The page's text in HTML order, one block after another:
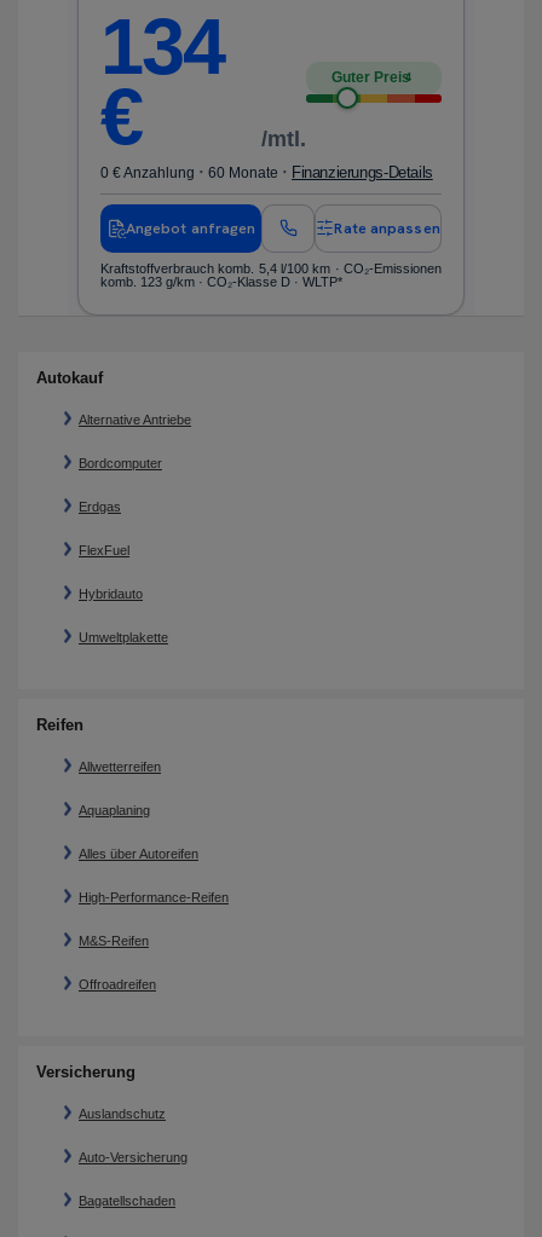
134
€ /mtl.
Guter Preis4
0 € Anzahlung · 60 Monate · Finanzierungs-Details
Angebot anfragen Rate anpassen
Kraftstoffverbrauch komb. 5,4 l/100 km · CO₂-Emissionen
komb. 123 g/km · CO₂-Klasse D · WLTP*
Autokauf
Alternative Antriebe
Bordcomputer
Erdgas
FlexFuel
Hybridauto
Umweltplakette
Reifen
Allwetterreifen
Aquaplaning
Alles über Autoreifen
High-Performance-Reifen
M&S-Reifen
Offroadreifen
Versicherung
Auslandschutz
Auto-Versicherung
Bagatellschaden